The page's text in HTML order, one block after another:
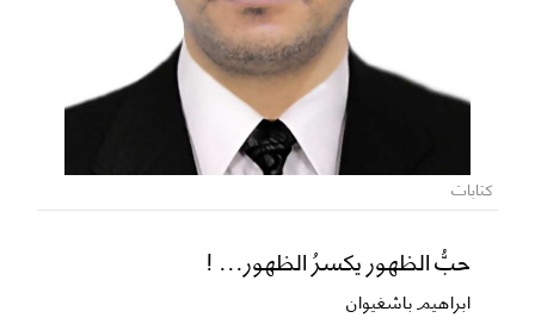
كتابات
حبُّ الظهور يكسرُ الظهور... !
ابراهيم باشغيوان